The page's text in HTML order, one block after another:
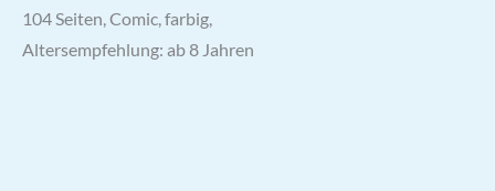
104 Seiten, Comic, farbig,
Altersempfehlung: ab 8 Jahren